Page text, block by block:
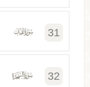
31
32